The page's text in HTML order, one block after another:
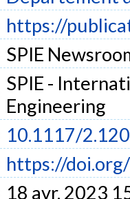
https://
SPIE
SPIE -
Engineering
10.1117/
https://
18 avr. 2023